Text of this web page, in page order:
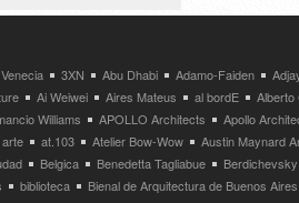
3XN Abu Dhabi Adamo-Faiden
Ai Weiwei Aires Mateus al bordE
Alberto
Williams APOLLO Architects
Apollo
arte at.103 Atelier Bow-Wow
Austin Maynard
Belgica Benedetta Tagliabue
biblioteca
Bienal de Arquitectura de Buenos Aires